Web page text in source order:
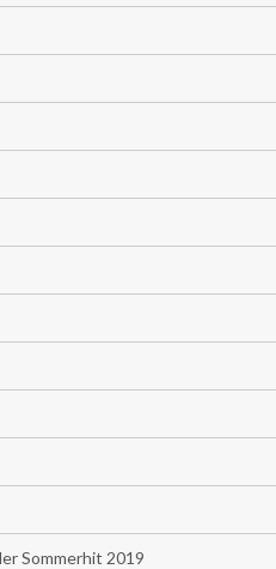
Sommerhit 2019